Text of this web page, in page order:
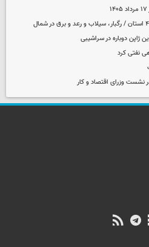
ژاپن دوباره در سراشیبی
نفتی کرد
نشست وزرای اقتصاد و کار